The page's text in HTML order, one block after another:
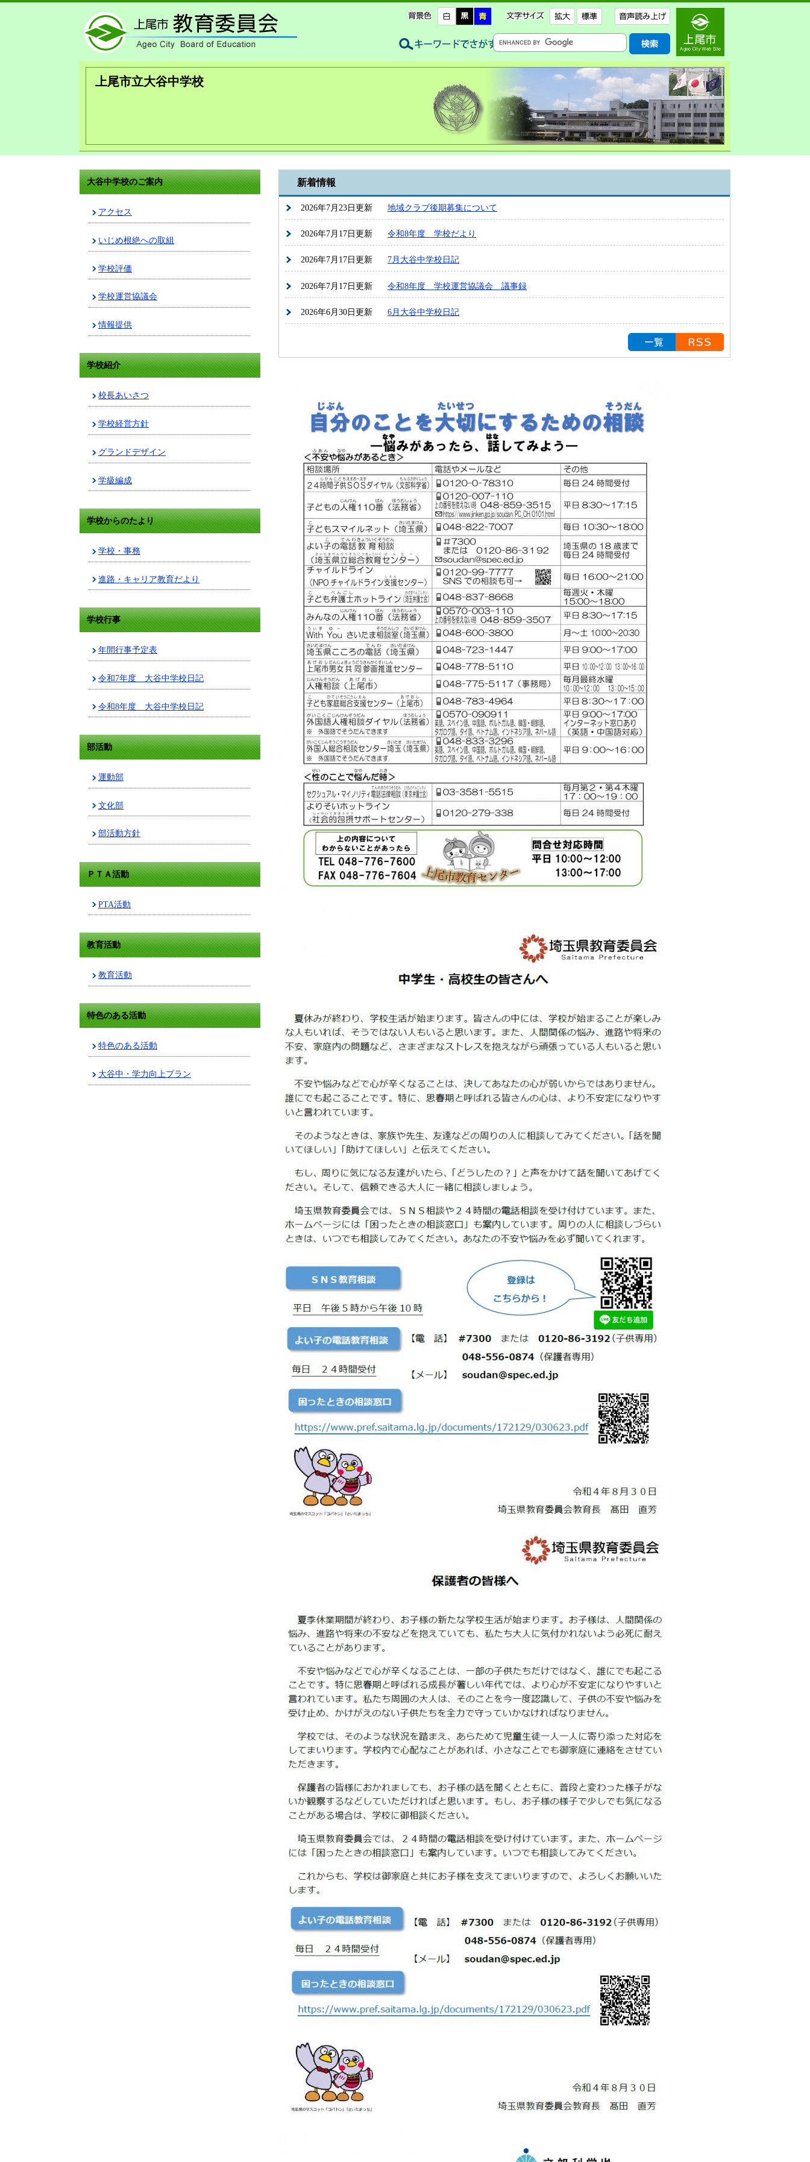
上尾市立大谷中学校
大谷中学校のご案内
アクセス
いじめ根絶への取組
学校評価
学校運営協議会
情報提供
学校紹介
校長あいさつ
学校経営方針
グランドデザイン
学級編成
学校からのたより
学校・事務
進路・キャリア教育だより
学校行事
年間行事予定表
令和7年度 大谷中学校日記
令和8年度 大谷中学校日記
部活動
運動部
文化部
部活動方針
ＰＴＡ活動
PTA活動
教育活動
教育活動
特色のある活動
特色のある活動
大谷中・学力向上プラン
新着情報
2026年7月23日更新 地域クラブ後期募集について
2026年7月17日更新 令和8年度 学校だより
2026年7月17日更新 7月大谷中学校日記
2026年7月17日更新 令和8年度 学校運営協議会 議事録
2026年6月30日更新 6月大谷中学校日記
お知らせの一覧を見る